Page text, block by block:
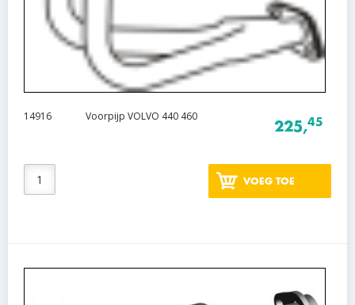
14916 Voorpijp VOLVO 440 460
225,45
VOEG TOE